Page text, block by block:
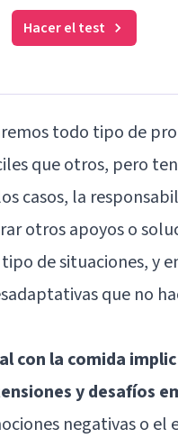
Hacer el test
todo tipo de
que otros, pero
casos, la
otros apoyos o
de situaciones, y
que no
con la comida
y desafíos
negativas o el